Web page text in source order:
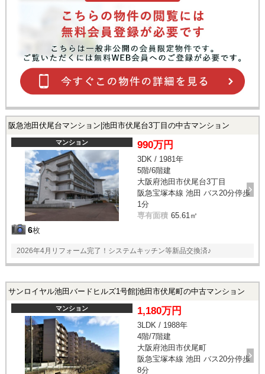
阪急池田伏尾台マンション|池田市伏尾台3丁目の中古マンション
マンション
6枚
990万円
3DK / 1981年
5階/6階建
大阪府池田市伏尾台3丁目
阪急宝塚本線 池田 バス20分停歩
1分
専有面積 65.61㎡
2026年4月リフォーム完了！システムキッチン等新品交換済♪
サンロイヤル池田バードヒルズ1号館|池田市伏尾町の中古マンション
マンション 1,180万円
3LDK / 1988年
4階/7階建
大阪府池田市伏尾町
阪急宝塚本線 池田 バス20分停歩
8分